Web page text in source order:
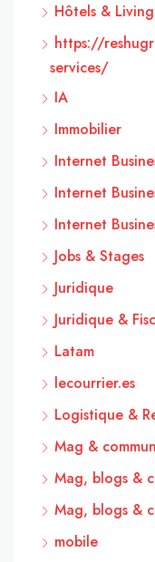
Hôtels & Living
https://
services/
IA
Immobilier
Internet
Internet
Internet
Jobs & Stages
Juridique
Juridique &
Latam
lecourrier.es
Logistique &
Mag &
Mag, blogs &
Mag, blogs &
mobile